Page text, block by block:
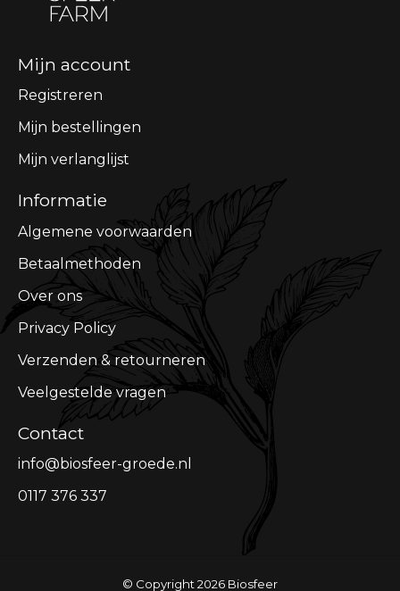
Mijn account
Registreren
Mijn bestellingen
Mijn verlanglijst
Informatie
Algemene voorwaarden
Betaalmethoden
Over ons
Privacy Policy
Verzenden & retourneren
Veelgestelde vragen
Contact
info@biosfeer-groede.nl
0117 376 337
© Copyright 2026 Biosfeer